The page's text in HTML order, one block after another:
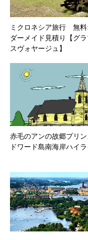
ミクロネシア旅行 無料
ダーメイド見積り【グラ
スヴォヤージュ】
赤毛のアンの故郷プリ
ドワード島南海岸ハイラ